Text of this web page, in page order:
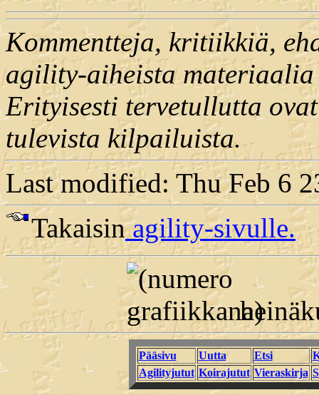
Kommentteja, kritiikkiä,
agility-aiheista
Erityisesti tervetullutta
tulevista kilpailuista.
Last modified: Thu Feb 6
Takaisinagility-sivulle.
Pääsivu Uutta Etsi
Agilityjutut Koirajutut Vieraskirja